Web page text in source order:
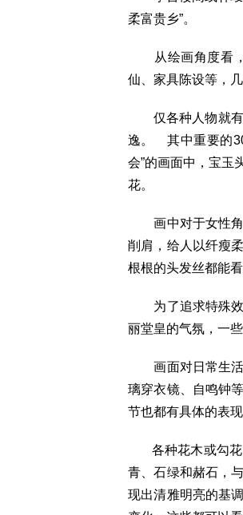
柔富贵乡”。
从绘画角度看，
仙、家具陈设等，
仅各种人物就有
逸。 其中重要的
会”的画面中，宝玉
花。
画中对于女性角
削肩，给人以纤瘦
根根的头发丝都能
为了追求特殊效
丽堂皇的气氛，一
画面对日常生活
璃穿衣镜、自鸣钟
节也都有具体的表现
各种花木或勾花
青、石绿和赭石，
现出清雅明亮的基